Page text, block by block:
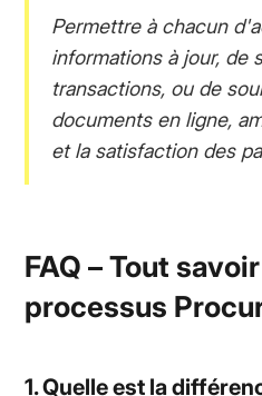
Permettre à chacun
informations à jour, de
transactions, ou de
documents en ligne,
et la satisfaction des
FAQ – Tout
processus
1. Quelle est la